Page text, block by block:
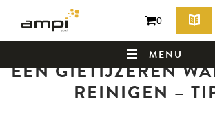
MENU
0
Terug naar de lijst met
EEN GIETIJZEREN
REINIGEN –